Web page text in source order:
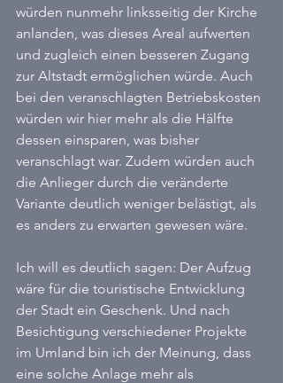
würden nunmehr linksseitig der Kirche
anlanden, was dieses Areal aufwerten
und zugleich einen besseren Zugang
zur Altstadt ermöglichen würde. Auch
bei den veranschlagten Betriebskosten
würden wir hier mehr als die Hälfte
dessen einsparen, was bisher
veranschlagt war. Zudem würden auch
die Anlieger durch die veränderte
Variante deutlich weniger belästigt, als
es anders zu erwarten gewesen wäre.
Ich will es deutlich sagen: Der Aufzug
wäre für die touristische Entwicklung
der Stadt ein Geschenk. Und nach
Besichtigung verschiedener Projekte
im Umland bin ich der Meinung, dass
eine solche Anlage mehr als